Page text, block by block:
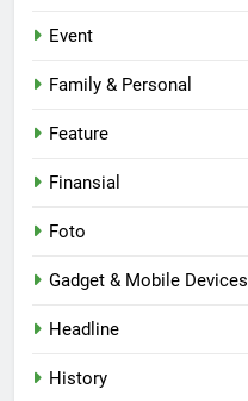
Event
Family & Personal
Feature
Finansial
Foto
Gadget & Mobile Devices
Headline
History